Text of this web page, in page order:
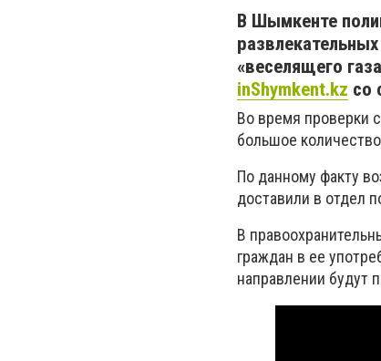
В Шымкенте
«веселящего
inShymkent.kz со
Во время проверки
большое
По данному факту
доставили в отдел
В
граждан в ее
направлении будут